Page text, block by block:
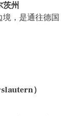
州
境，是通往德国
）